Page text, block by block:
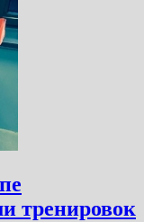
тренировок